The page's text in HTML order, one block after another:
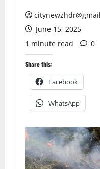
June 15, 2025
1 minute read
0
Share this:
Facebook
WhatsApp